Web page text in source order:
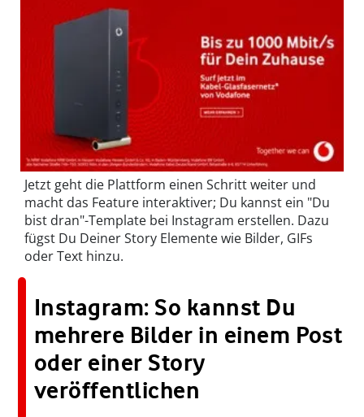
Jetzt geht die Plattform einen Schritt weiter und
macht das Feature interaktiver; Du kannst ein "Du
bist dran"-Template bei Instagram erstellen. Dazu
fügst Du Deiner Story Elemente wie Bilder, GIFs
oder Text hinzu.
Instagram: So kannst Du
mehrere Bilder in einem Post
oder einer Story
veröffentlichen